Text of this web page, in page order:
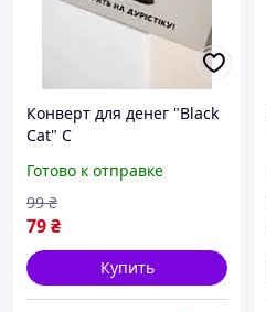
Конверт для денег "Black
Cat" C
Готово к отправке
79₴
99 ₴
Купить